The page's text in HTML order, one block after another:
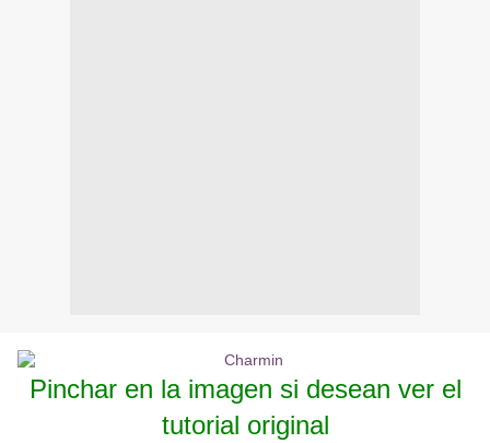
Pinchar en la imagen si desean ver el
tutorial original